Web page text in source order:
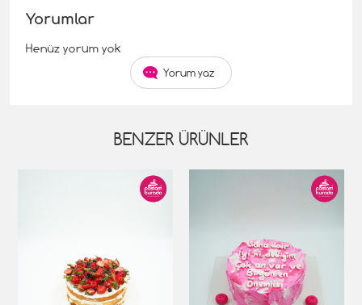
Yorumlar
Henüz yorum yok
Yorum yaz
BENZER ÜRÜNLER